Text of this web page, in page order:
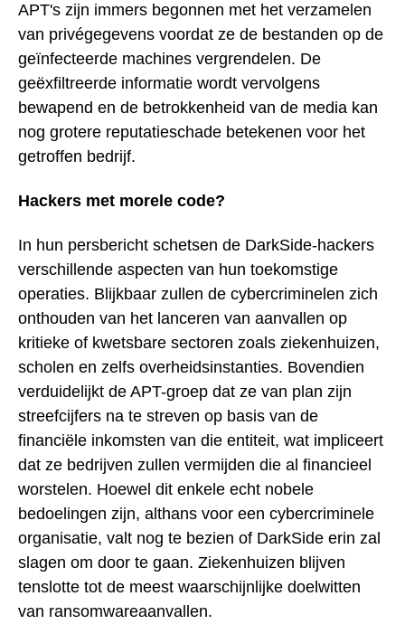
APT's zijn immers begonnen met het verzamelen
van privégegevens voordat ze de bestanden op de
geïnfecteerde machines vergrendelen. De
geëxfiltreerde informatie wordt vervolgens
bewapend en de betrokkenheid van de media kan
nog grotere reputatieschade betekenen voor het
getroffen bedrijf.
Hackers met morele code?
In hun persbericht schetsen de DarkSide-hackers
verschillende aspecten van hun toekomstige
operaties. Blijkbaar zullen de cybercriminelen zich
onthouden van het lanceren van aanvallen op
kritieke of kwetsbare sectoren zoals ziekenhuizen,
scholen en zelfs overheidsinstanties. Bovendien
verduidelijkt de APT-groep dat ze van plan zijn
streefcijfers na te streven op basis van de
financiële inkomsten van die entiteit, wat impliceert
dat ze bedrijven zullen vermijden die al financieel
worstelen. Hoewel dit enkele echt nobele
bedoelingen zijn, althans voor een cybercriminele
organisatie, valt nog te bezien of DarkSide erin zal
slagen om door te gaan. Ziekenhuizen blijven
tenslotte tot de meest waarschijnlijke doelwitten
van ransomwareaanvallen.